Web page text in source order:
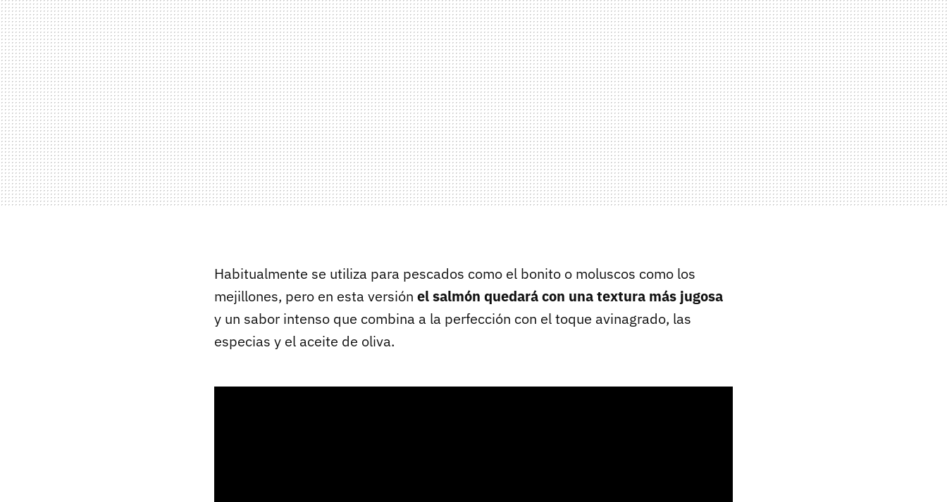
Habitualmente se utiliza para pescados como el bonito o moluscos como los
mejillones, pero en esta versión el salmón quedará con una textura más jugosa
y un sabor intenso que combina a la perfección con el toque avinagrado, las
especias y el aceite de oliva.